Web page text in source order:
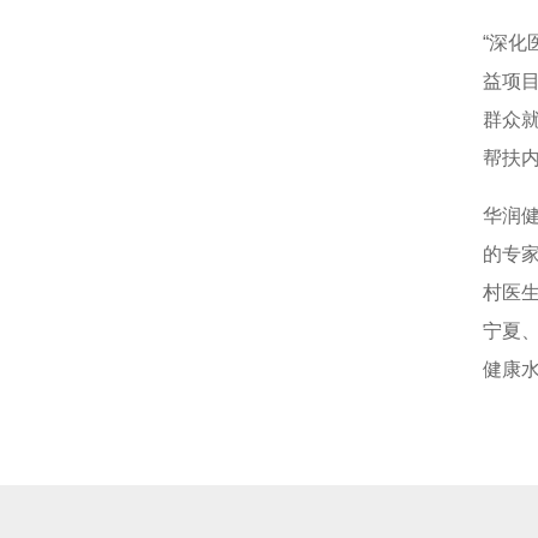
“深化
益项
群众
帮扶
华润
的专
村医
宁夏
健康